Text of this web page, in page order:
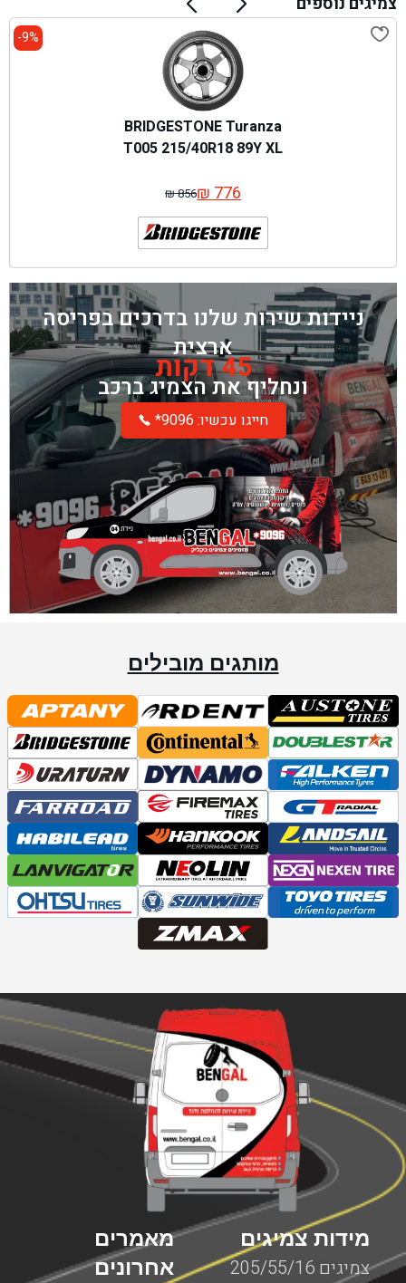
9%-
BRIDGESTONE Turanza
T005 215/40R18 89Y XL
₪856
המחיר
המקורי
היה:
₪ 856.
₪776 המחיר
הנוכחי
הוא:
₪ 776.
ניידות שירות שלנו בדרכים בפריסה
ארצית
45 דקות
ונחליף את הצמיג ברכב
*חייגו עכשיו: 9096
מותגים מובילים
מאמרים
אחרונים
מידות צמיגים
צמיגים 205/55/16